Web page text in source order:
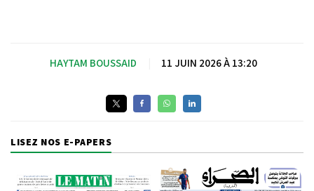
HAYTAM BOUSSAID 11 JUIN 2026 À 13:20
LISEZ NOS E-PAPERS